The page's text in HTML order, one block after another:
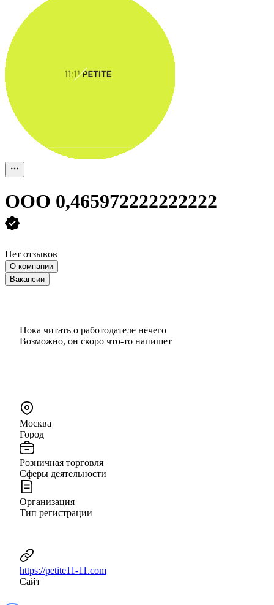
ООО 0,465972222222222
Нет отзывов
О компании
Вакансии
Пока читать о работодателе нечего
Возможно, он скоро что‑то напишет
Москва
Город
Розничная торговля
Сферы деятельности
Организация
Тип регистрации
https://petite11-11.com
Сайт